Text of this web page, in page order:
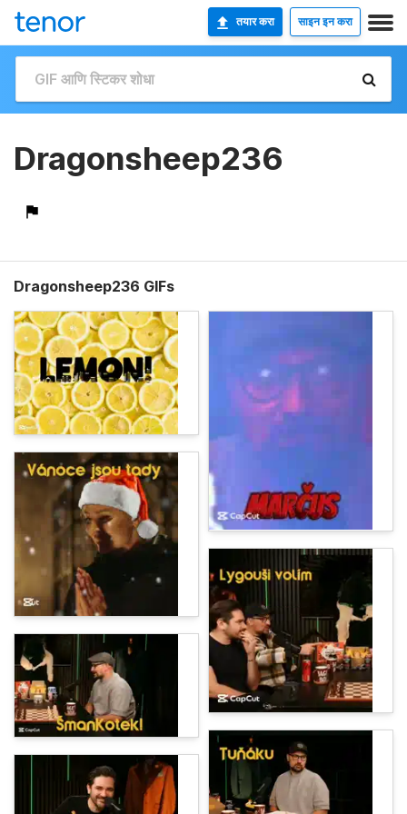
तयार करा साइन इन करा
Dragonsheep236
Dragonsheep236 GIFs